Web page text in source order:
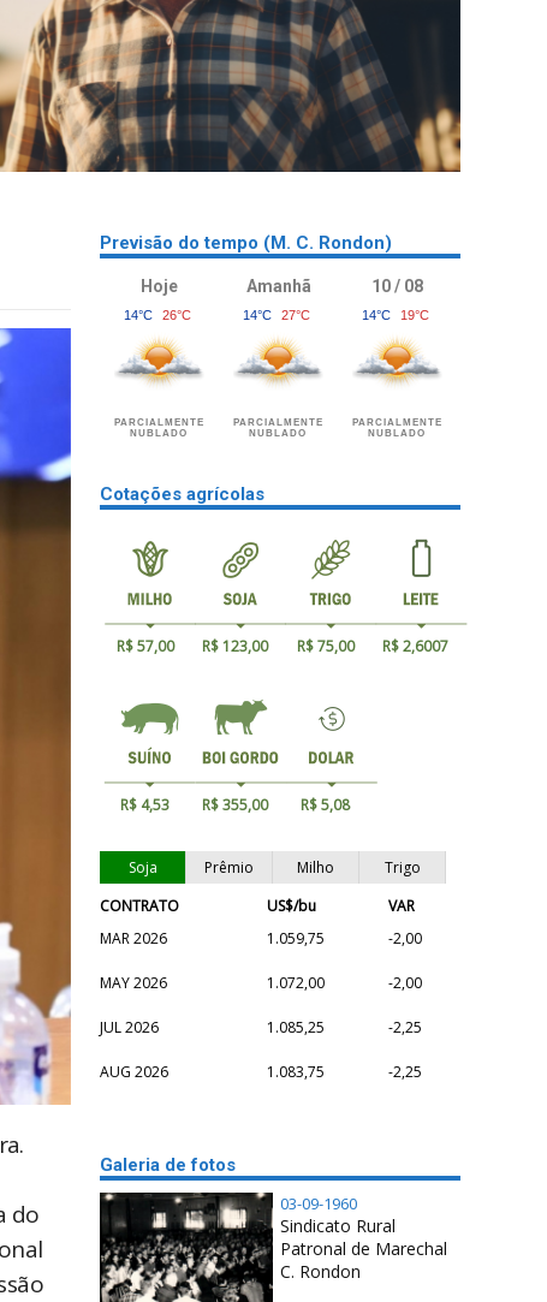
do
Previsão do tempo (M. C. Rondon)
Hoje
14°C 26°C
PARCIALMENTE
NUBLADO
Amanhã
14°C 27°C
PARCIALMENTE
NUBLADO
10 / 08
14°C 19°C
PARCIALMENTE
NUBLADO
Cotações agrícolas
R$ 57,00 R$ 123,00 R$ 75,00 R$ 2,6007
R$ 4,53 R$ 355,00 R$ 5,08
Soja Prêmio Milho
Trigo
CONTRATO
US$/bu
VAR
MAR 2026
1.059,75 -2,00
MAY 2026 1.072,00 -2,00
JUL 2026 1.085,25 -2,25
AUG 2026 1.083,75 -2,25
Galeria de fotos
03-09-1960
Sindicato Rural
Patronal de Marechal
C. Rondon